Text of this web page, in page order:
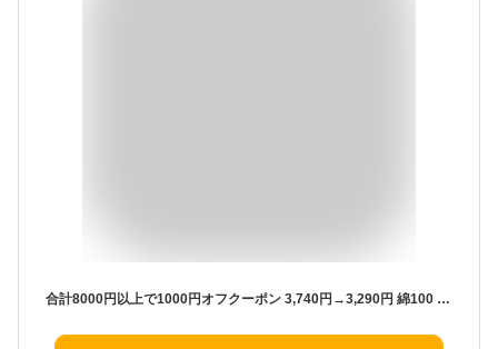
合計8000円以上で1000円オフクーポン 3,740円→3,290円 綿100 トップス × サテンパンツ セットアップ ルームウェア ゆったり 部屋着 長袖 コットン 外出 レディース 上下 セット スムース 秋冬 冬 真冬 綿100 アトピー 敏感肌 乾燥肌 Spring autumn sale lecielclair